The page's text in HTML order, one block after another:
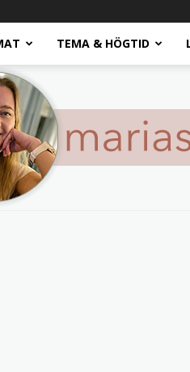
TEMA & HÖGTID